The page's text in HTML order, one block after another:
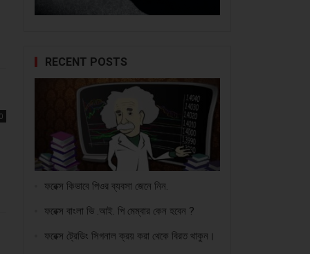
RECENT POSTS
ফরেক্স কিভাবে পিওর ব্যবসা জেনে নিন.
ফরেক্স বাংলা ভি .আই. পি মেম্বার কেন হবেন ?
ফরেক্স ট্রেডিং সিগনাল ক্রয় করা থেকে বিরত থাকুন।